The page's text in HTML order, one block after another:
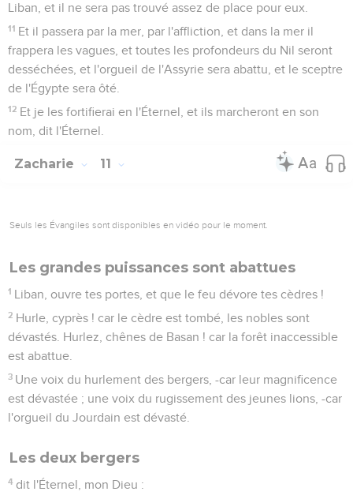
Liban, et il ne sera pas trouvé assez de place pour eux.
11 Et il passera par la mer, par l'affliction, et dans la mer il
frappera les vagues, et toutes les profondeurs du Nil seront
desséchées, et l'orgueil de l'Assyrie sera abattu, et le sceptre
de l'Égypte sera ôté.
12 Et je les fortifierai en l'Éternel, et ils marcheront en son
nom, dit l'Éternel.
Zacharie 11
Seuls les Évangiles sont disponibles en vidéo pour le moment.
Les grandes puissances sont abattues
1 Liban, ouvre tes portes, et que le feu dévore tes cèdres !
2 Hurle, cyprès ! car le cèdre est tombé, les nobles sont
dévastés. Hurlez, chênes de Basan ! car la forêt inaccessible
est abattue.
3 Une voix du hurlement des bergers, -car leur magnificence
est dévastée ; une voix du rugissement des jeunes lions, -car
l'orgueil du Jourdain est dévasté.
Les deux bergers
4 dit l'Éternel, mon Dieu :